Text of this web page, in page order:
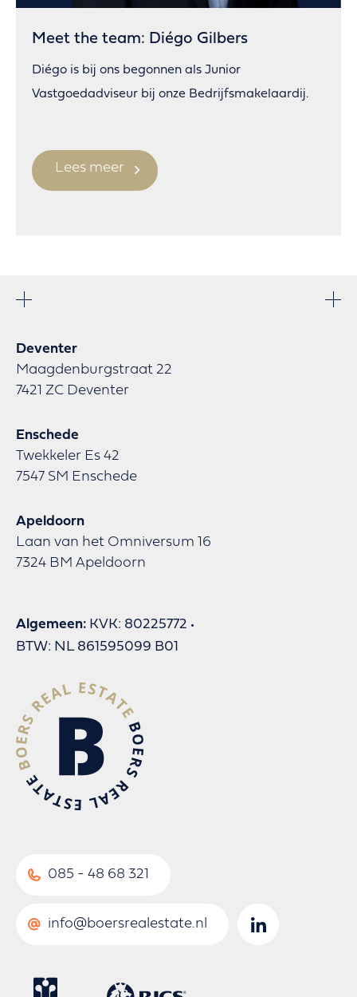
Meet the team: Diégo Gilbers
Diégo is bij ons begonnen als Junior
Vastgoedadviseur bij onze Bedrijfsmakelaardij.
Lees meer
Deventer
Maagdenburgstraat 22
7421 ZC Deventer
Enschede
Twekkeler Es 42
7547 SM Enschede
Apeldoorn
Laan van het Omniversum 16
7324 BM Apeldoorn
Algemeen: KVK: 80225772
BTW: NL 861595099 B01
085 - 48 68 321
info@boersrealestate.nl